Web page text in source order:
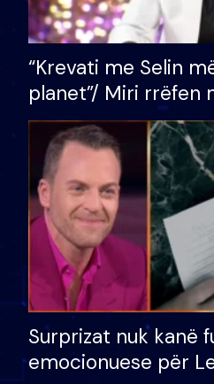
“Krevati me Selin
planet”/ Miri
bukura në shtëpinë
mungojë zilja e
Surprizat nuk kanë
emocionuese për